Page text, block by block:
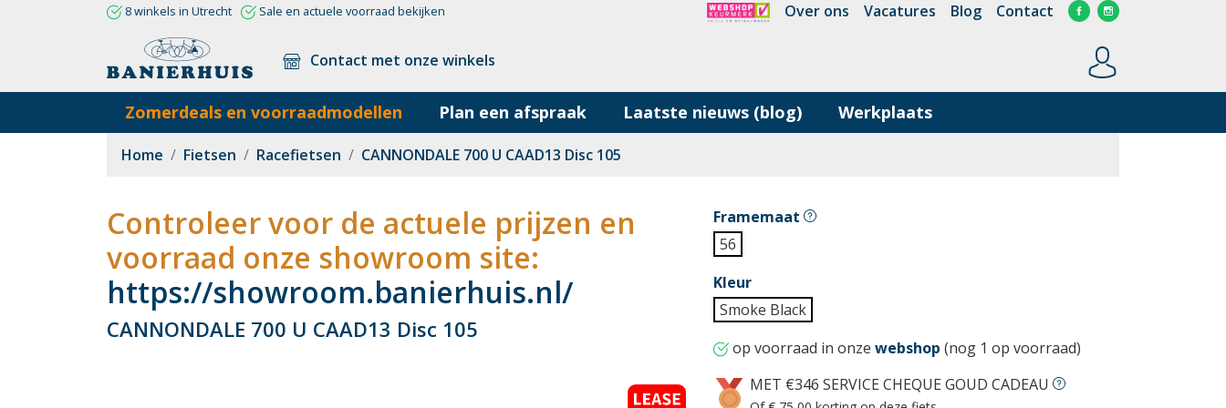
8 winkels in Utrecht Sale en actuele voorraad bekijken Over ons Vacatures Blog Contact
Contact met onze winkels
Zomerdeals en voorraadmodellen Plan een afspraak Laatste nieuws (blog) Werkplaats
Home Fietsen Racefietsen CANNONDALE 700 U CAAD13 Disc 105
Controleer voor de actuele prijzen en
voorraad onze showroom site:
https://showroom.banierhuis.nl/
CANNONDALE 700 U CAAD13 Disc 105
Framemaat
56
Kleur
Smoke Black
op voorraad in onze webshop (nog 1 op voorraad)
MET €346 SERVICE CHEQUE GOUD CADEAU